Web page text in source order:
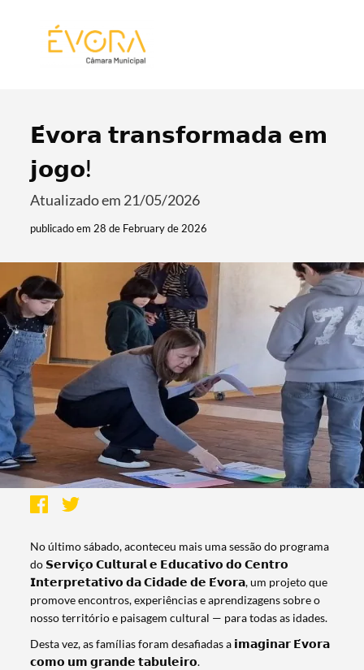
𝗘́𝘃𝗼𝗿𝗮 𝘁𝗿𝗮𝗻𝘀𝗳𝗼𝗿𝗺𝗮𝗱𝗮 𝗲𝗺
𝗷𝗼𝗴𝗼!
Atualizado em 21/05/2026
publicado em 28 de February de 2026
No último sábado, aconteceu mais uma sessão do programa
do 𝗦𝗲𝗿𝘃𝗶𝗰̧𝗼 𝗖𝘂𝗹𝘁𝘂𝗿𝗮𝗹 𝗲 𝗘𝗱𝘂𝗰𝗮𝘁𝗶𝘃𝗼 𝗱𝗼 𝗖𝗲𝗻𝘁𝗿𝗼
𝗜𝗻𝘁𝗲𝗿𝗽𝗿𝗲𝘁𝗮𝘁𝗶𝘃𝗼 𝗱𝗮 𝗖𝗶𝗱𝗮𝗱𝗲 𝗱𝗲 𝗘́𝘃𝗼𝗿𝗮, um projeto que
promove encontros, experiências e aprendizagens sobre o
nosso território e paisagem cultural — para todas as idades.
Desta vez, as famílias foram desafiadas a 𝗶𝗺𝗮𝗴𝗶𝗻𝗮𝗿 𝗘́𝘃𝗼𝗿𝗮
𝗰𝗼𝗺𝗼 𝘂𝗺 𝗴𝗿𝗮𝗻𝗱𝗲 𝘁𝗮𝗯𝘂𝗹𝗲𝗶𝗿𝗼.